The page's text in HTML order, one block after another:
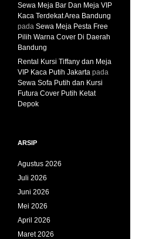
Sewa Meja Bar Dan Meja VIP
Kaca Terdekat Area Bandung
pada Sewa Meja Pesta Free
Pilih Warna Cover Di Daerah
Bandung
Rental Kursi Tiffany dan Meja
VIP Kaca Putih Jakarta pada
Sewa Sofa Putih dan Kursi
Futura Cover Putih Ketat
Depok
ARSIP
Agustus 2026
Juli 2026
Juni 2026
Mei 2026
April 2026
Maret 2026